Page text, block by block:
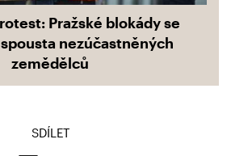
Pražské blokády se
nezúčastněných
zemědělců
SDÍLET